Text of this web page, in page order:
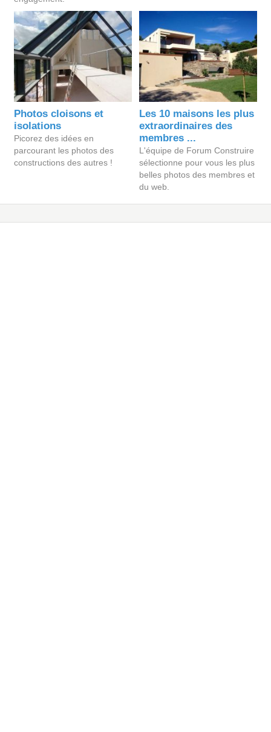
Photos cloisons et
isolations
Picorez des idées en
parcourant les photos des
constructions des autres !
Les 10 maisons les plus
extraordinaires des
membres ...
L'équipe de Forum Construire
sélectionne pour vous les plus
belles photos des membres et
du web.